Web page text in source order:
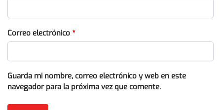
Correo electrónico *
Guarda mi nombre, correo electrónico y web en este
navegador para la próxima vez que comente.